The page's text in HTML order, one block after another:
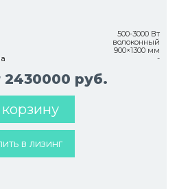
500-3000 Вт
волоконный
900×1300 мм
-
2430000 руб.
в лизинг